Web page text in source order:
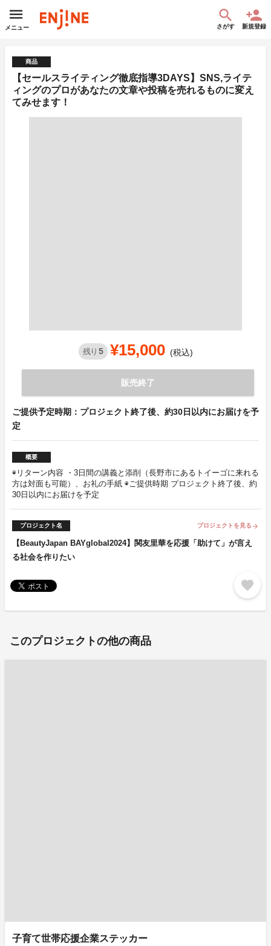
メニュー さがす 新規登録
商品
【セールスライティング徹底指導3DAYS】SNS,ライテ
ィングのプロがあなたの文章や投稿を売れるものに変え
てみせます！
残り 5 ¥15,000 (税込)
販売終了
ご提供予定時期：プロジェクト終了後、約30日以内にお届けを予
定
概要
◉リターン内容 ・3日間の講義と添削（長野市にあるトイーゴに来れる
方は対面も可能）、お礼の手紙 ◉ご提供時期 プロジェクト終了後、約
30日以内にお届けを予定
プロジェクト名 プロジェクトを見る arrow_forward
【BeautyJapan BAYglobal2024】関友里華を応援「助けて」が言え
る社会を作りたい
favorite
このプロジェクトの他の商品
子育て世帯応援企業ステッカー